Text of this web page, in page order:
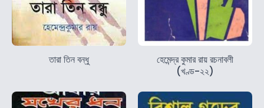
তারা তিন বন্ধু
হেমেন্দ্র কুমার রায় রচনাবলী
(খণ্ড-২২)